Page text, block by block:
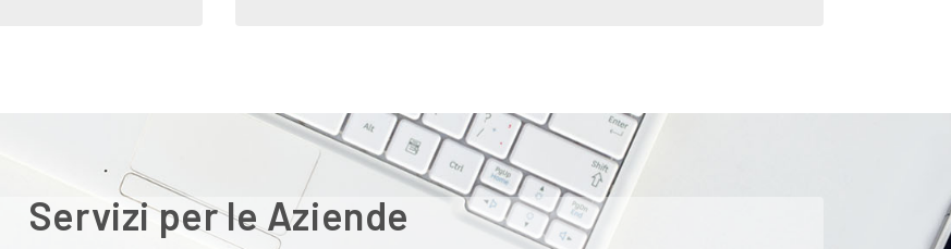
Servizi per le Aziende